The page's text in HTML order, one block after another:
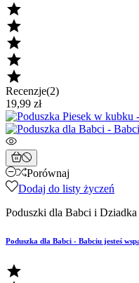





Recenzje(2)
19,99 zł
Porównaj
Dodaj do listy życzeń
Poduszki dla Babci i Dziadka
Poduszka dla Babci - Babciu jesteś
